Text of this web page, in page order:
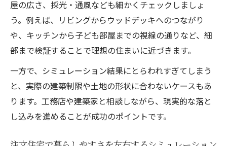
屋の広さ、採光・通風なども細かくチェックしましょ
う。例えば、リビングからウッドデッキへのつながり
や、キッチンから子ども部屋までの視線の通りなど、細
部まで検証することで理想の住まいに近づきます。
一方で、シミュレーション結果にとらわれすぎてしまう
と、実際の建築制限や土地の形状に合わないケースもあ
ります。工務店や建築家と相談しながら、現実的な落と
し込みを進めることが成功のポイントです。